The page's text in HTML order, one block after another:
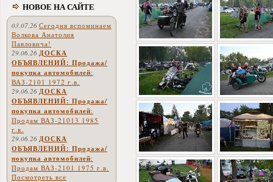
НОВОЕ НА САЙТЕ
03.07.26 Сегодня вспоминаем
Волкова Анатолия
Павловича!
29.06.26 ДОСКА
ОБЪЯВЛЕНИЙ: Продажа/
покупка автомобилей:
ВАЗ-2101 1972 г.в.
29.06.26 ДОСКА
ОБЪЯВЛЕНИЙ: Продажа/
покупка автомобилей:
Продам ВАЗ-21013 1985
г.в.
29.06.26 ДОСКА
ОБЪЯВЛЕНИЙ: Продажа/
покупка автомобилей:
Продам ВАЗ-2101 1975 г.в.
Посмотреть все